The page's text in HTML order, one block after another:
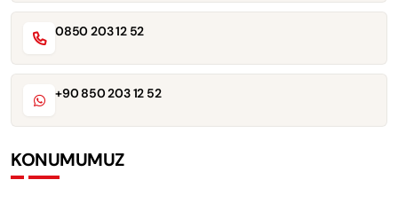
0850 203 12 52
+90 850 203 12 52
KONUMUMUZ